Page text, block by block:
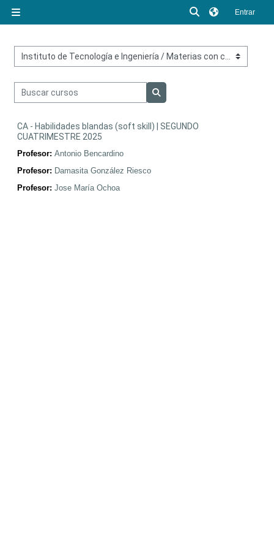
Selector de
Entrar
Categorías
Buscar cursos
CA - Habilidades blandas (soft skill) | SEGUNDO
CUATRIMESTRE 2025
Profesor: Antonio Bencardino
Profesor: Damasita González Riesco
Profesor: Jose María Ochoa